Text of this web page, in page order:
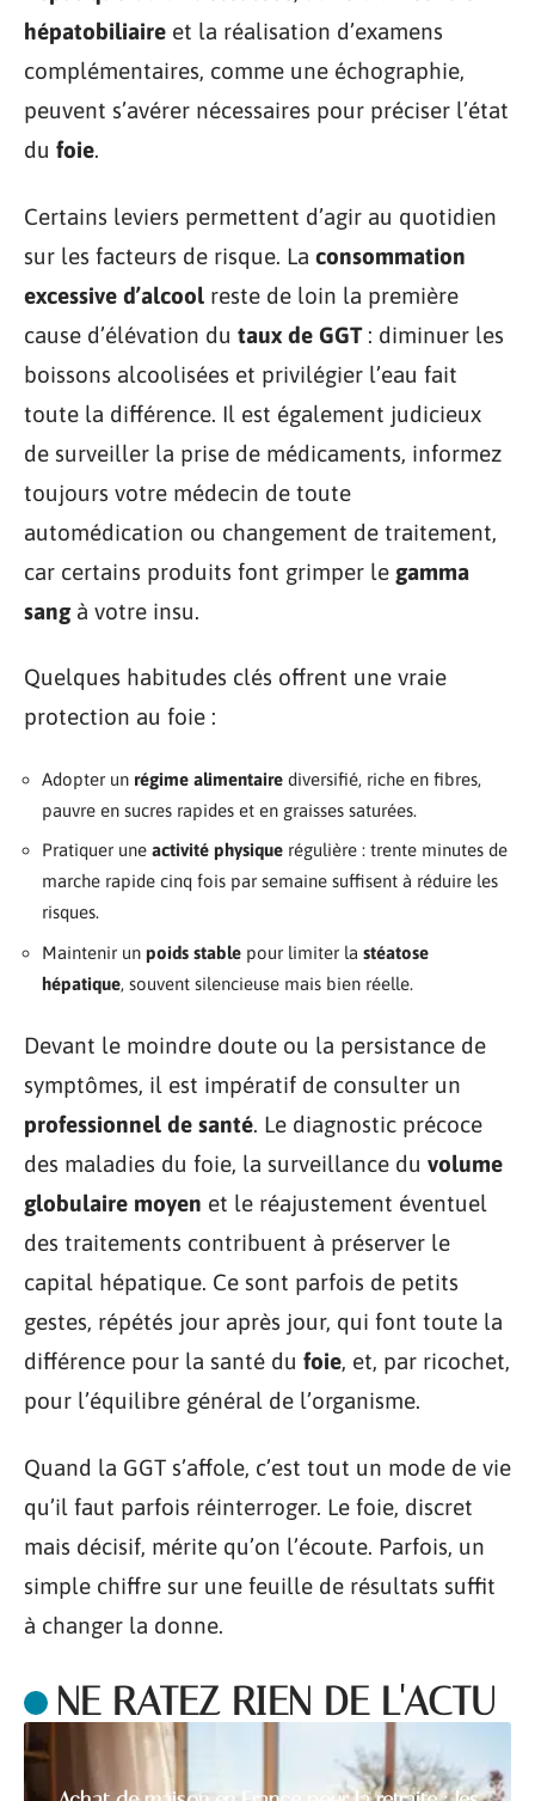
hépatobiliaire et la réalisation d’examens
complémentaires, comme une échographie,
peuvent s’avérer nécessaires pour préciser l’état
du foie.
Certains leviers permettent d’agir au quotidien
sur les facteurs de risque. La consommation
excessive d’alcool reste de loin la première
cause d’élévation du taux de GGT: diminuer les
boissons alcoolisées et privilégier l’eau fait
toute la différence. Il est également judicieux
de surveiller la prise de médicaments, informez
toujours votre médecin de toute
automédication ou changement de traitement,
car certains produits font grimper le gamma
sangà votre insu.
Quelques habitudes clés offrent une vraie
protection au foie :
Adopter un régime alimentaire diversifié, riche en fibres,
pauvre en sucres rapides et en graisses saturées.
Pratiquer une activité physique régulière : trente minutes de
marche rapide cinq fois par semaine suffisent à réduire les
risques.
Maintenir un poids stable pour limiter la stéatose
hépatique, souvent silencieuse mais bien réelle.
Devant le moindre doute ou la persistance de
symptômes, il est impératif de consulter un
professionnel de santé. Le diagnostic précoce
des maladies du foie, la surveillance du volume
globulaire moyen et le réajustement éventuel
des traitements contribuent à préserver le
capital hépatique. Ce sont parfois de petits
gestes, répétés jour après jour, qui font toute la
différence pour la santé du foie, et, par ricochet,
pour l’équilibre général de l’organisme.
Quand la GGT s’affole, c’est tout un mode de vie
qu’il faut parfois réinterroger. Le foie, discret
mais décisif, mérite qu’on l’écoute. Parfois, un
simple chiffre sur une feuille de résultats suffit
à changer la donne.
NE RATEZ RIEN DE L'ACTU